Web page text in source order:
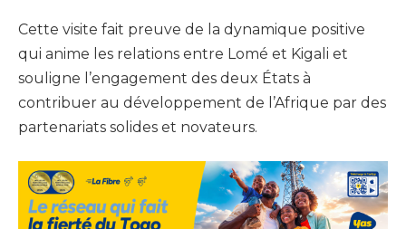
Cette visite fait preuve de la dynamique positive
qui anime les relations entre Lomé et Kigali et
souligne l’engagement des deux États à
contribuer au développement de l’Afrique par des
partenariats solides et novateurs.